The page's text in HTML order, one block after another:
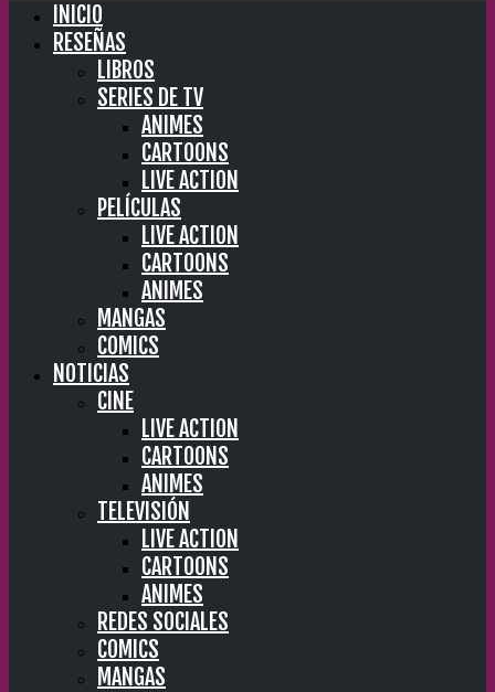
INICIO
RESEÑAS
LIBROS
SERIES DE TV
ANIMES
CARTOONS
LIVE ACTION
PELÍCULAS
LIVE ACTION
CARTOONS
ANIMES
MANGAS
COMICS
NOTICIAS
CINE
LIVE ACTION
CARTOONS
ANIMES
TELEVISIÓN
LIVE ACTION
CARTOONS
ANIMES
REDES SOCIALES
COMICS
MANGAS